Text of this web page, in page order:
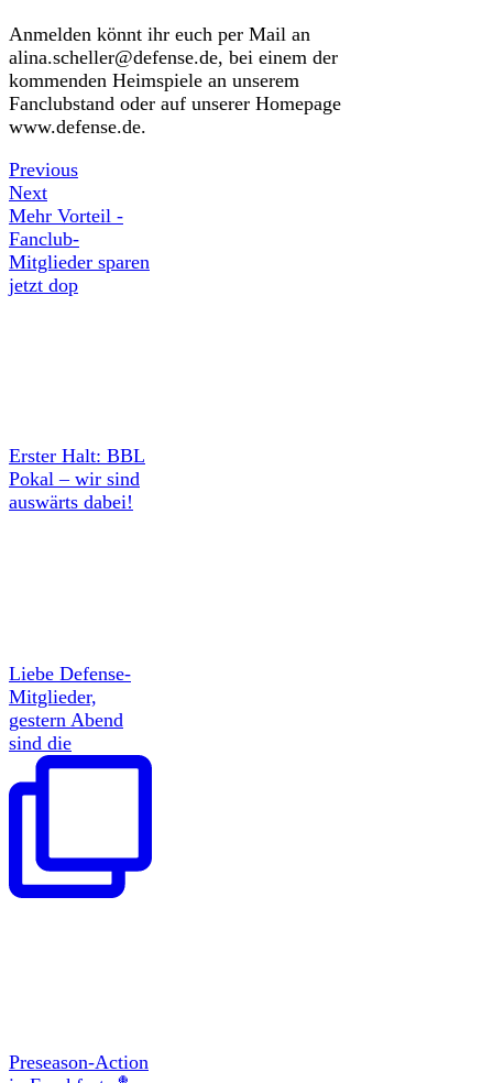
Anmelden könnt ihr euch per Mail an
alina.scheller@defense.de, bei einem der
kommenden Heimspiele an unserem
Fanclubstand oder auf unserer Homepage
www.defense.de.
Previous
Next
Mehr Vorteil -
Fanclub-
Mitglieder sparen
jetzt dop
Erster Halt: BBL
Pokal – wir sind
auswärts dabei!
Liebe Defense-
Mitglieder,
gestern Abend
sind die
Preseason-Action